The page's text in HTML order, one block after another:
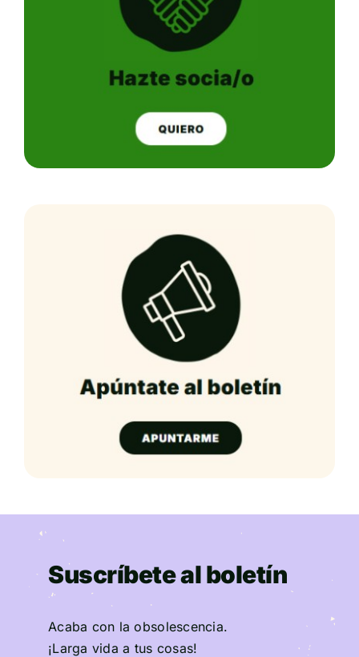
Suscríbete al boletín
Acaba con la obsolescencia.
¡Larga vida a tus cosas!